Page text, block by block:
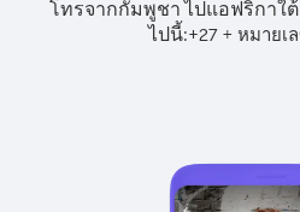
โทรจากกัมพูชา ไปแอฟริกาใ
ไปนี้:+27+ หมายเ